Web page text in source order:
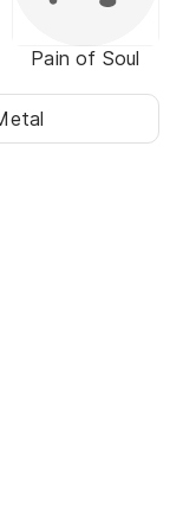
Pain of Soul